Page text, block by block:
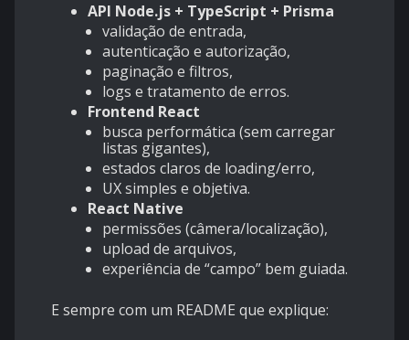
API Node.js + TypeScript + Prisma
validação de entrada,
autenticação e autorização,
paginação e filtros,
logs e tratamento de erros.
Frontend React
busca performática (sem carregar
listas gigantes),
estados claros de loading/erro,
UX simples e objetiva.
React Native
permissões (câmera/localização),
upload de arquivos,
experiência de “campo” bem guiada.
E sempre com um README que explique: